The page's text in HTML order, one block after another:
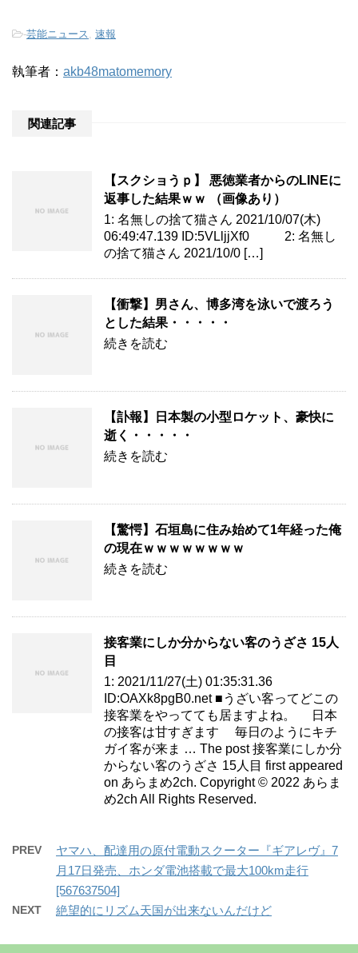
-芸能ニュース 速報
執筆者： akb48matomemory
関連記事
【スクショうｐ】 悪徳業者からのLINEに
返事した結果ｗｗ （画像あり）
1: 名無しの捨て猫さん 2021/10/07(木)
06:49:47.139 ID:5VLljjXf0 2: 名無し
の捨て猫さん 2021/10/0 […]
【衝撃】男さん、博多湾を泳いで渡ろう
とした結果・・・・・
続きを読む
【訃報】日本製の小型ロケット、豪快に
逝く・・・・・
続きを読む
【驚愕】石垣島に住み始めて1年経った俺
の現在ｗｗｗｗｗｗｗｗ
続きを読む
接客業にしか分からない客のうざさ 15人
目
1: 2021/11/27(土) 01:35:31.36
ID:OAXk8pgB0.net ■うざい客ってどこの
接客業をやってても居ますよね。 日本
の接客は甘すぎます 毎日のようにキチ
ガイ客が来ま … The post 接客業にしか分
からない客のうざさ 15人目 first appeared
on あらまめ2ch. Copyright © 2022 あらま
め2ch All Rights Reserved.
PREV
ヤマハ、配達用の原付電動スクーター『ギアレヴ』7
月17日発売、ホンダ電池搭載で最大100km走行
[567637504]
NEXT 絶望的にリズム天国が出来ないんだけど